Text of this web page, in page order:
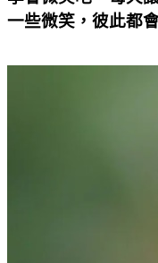
一些微笑，彼此都